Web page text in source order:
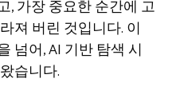
, 가장 중요한 순간에 고
져 버린 것입니다. 이
넘어, AI 기반 탐색 시
습니다.